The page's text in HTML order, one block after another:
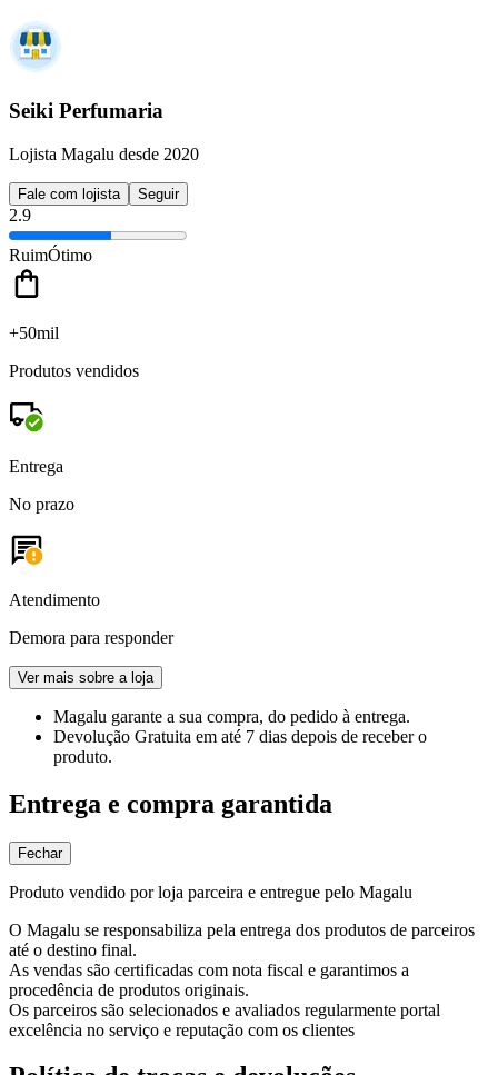
Seiki Perfumaria
Lojista Magalu desde 2020
Fale com lojista Seguir
2.9
RuimÓtimo
+50mil
Produtos vendidos
Entrega
No prazo
Atendimento
Demora para responder
Ver mais sobre a loja
Magalu garante a sua compra, do pedido à entrega.
Devolução Gratuita em até 7 dias depois de receber o
produto.
Entrega e compra garantida
Fechar
Produto vendido por loja parceira e entregue pelo Magalu
O Magalu se responsabiliza pela entrega dos produtos de parceiros
até o destino final.
As vendas são certificadas com nota fiscal e garantimos a
procedência de produtos originais.
Os parceiros são selecionados e avaliados regularmente portal
excelência no serviço e reputação com os clientes